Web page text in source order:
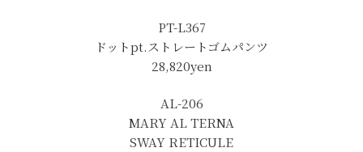
PT-L367
ドットpt.ストレートゴムパンツ
28,820yen
AL-206
MARY AL TERNA
SWAY RETICULE